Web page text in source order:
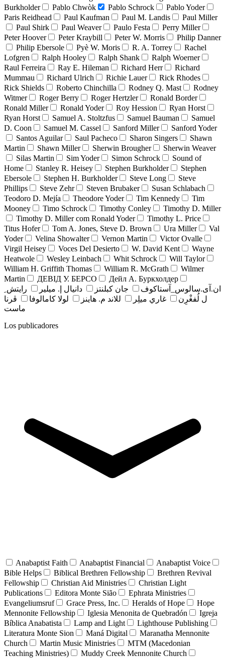
Burkholder
Pablo Chwòk Pablo Schrock
Pablo Yoder
Paris Reidhead
Paul Kaufman Paul M. Landis
Paul Miller
Paul Shirk
Paul Weaver Paulo Festa
Perry Miller
Peter Hoover
Peter Kraybill Peter W. Morris
Philip Danner
Philip Ebersole
Pyè W. Moris R. A. Torrey
Rachel
Lofgren
Ralph Hooley Ralph Shank
Ralph Woerner
Raul Ferreira
Ray E. Hileman Richard Herr
Richard
Mummau
Richard Ulrich Richie Lauer
Rick Rhodes
Rick Shields
Roberto Chinchilla Rodney Q. Mast
Rodney
Witmer
Roger Berry Roger Hertzler
Ronald Border
Ronald Miller
Ronald Yoder Roy Hession
Ryan Horst
Ryan Horst
Samuel A. Stoltzfus Samuel Bauman
Samuel
D. Coon
Samuel M. Cassel Sanford Miller
Sanford Yoder
Santos Aguilar
Saul Pacheco Sharon Singers
Shawn
Martin
Shawn Miller Sherwin Brougher
Sherwin Weaver
Silas Martin
Sim Yoder Simon Schrock
Sound of
Home
Stanley R. Heisey Stephen Burkholder
Stephen
Ebersole
Stephen H. Burkholder Steve Long
Steve
Phillips
Steve Zehr Steven Brubaker
Susan Schlabach
Teodoro D. Mejía
Theodore Yoder Tim Kennedy
Tim
Mooney
Timo Schrock Timothy Conley
Timothy D. Miller
Timothy D. Miller com Ronald Yoder
Timothy L. Price
Titus Hofer
Tom A. Jones, Steve D. Brown Ura Miller
Val
Yoder
Velina Showalter Vernon Martin
Victor Ovalle
Virgil Heisey
Voces Del Desierto W. David Kent
Wayne
Heatwole
Wesley Leinbach Whit Schrock
Will Taylor
William H. Griffith Thomas
William R. McGrath
Wilmer
Martin
ДЕВІД У. БЕРСО
Дейл А. Буркхолдер
ان.آی.سالوس_آستاکوف
جان کبلنتز دانيال إ. ميلير
رايتش ِ
ل لُفغْرِن
غاري ميلِر للاند م. هاينز لولا كامالوفا
ڤرنا
ماست
Los publicadores
Anabaptist Faith Anabaptist Financial
Anabaptist Voice
Bible Helps
Biblical Brethren Fellowship
Brethren Revival
Fellowship
Christian Aid Ministries
Christian Light
Publications
Editora Monte Sião
Ephrata Ministries
Evangeliumsruf
Grace Press, Inc. Heralds of Hope
Hope
Mennonite Fellowship
Iglesia Menonita de Quebradón
Igreja
Bíblica Anabatista
Lamp and Light
Lighthouse Publishing
Literatura Monte Sion
Maná Digital
Maranatha Mennonite
Church
Martin Music Ministries
MTM (Macedonian
Teaching Ministries)
Muddy Creek Mennonite Church